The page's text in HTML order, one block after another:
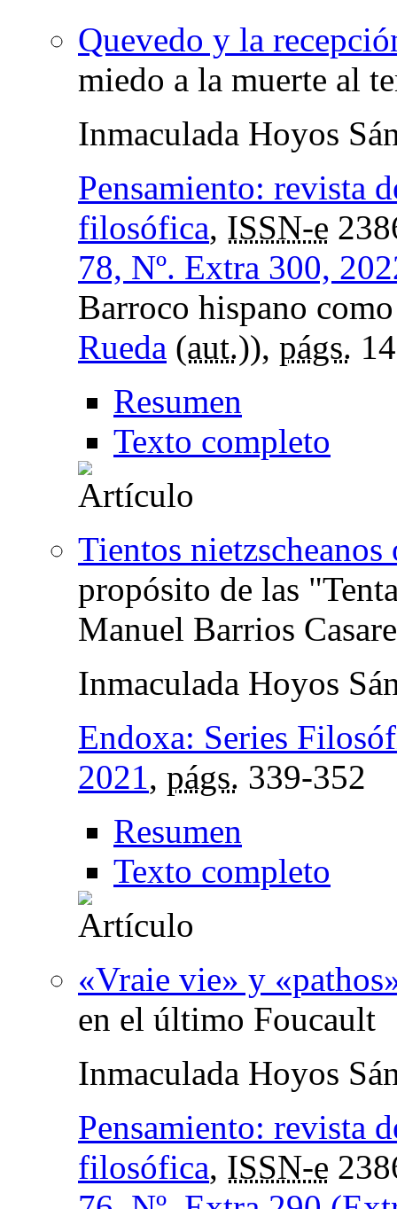
Quevedo y la
miedo a la muerte al
Inmaculada Hoyos
Pensamiento: revista
filosófica, ISSN-e
78, Nº. Extra 300,
Barroco hispano
Rueda (aut.)), págs.
Resumen
Texto completo
Tientos
propósito de las
Manuel Barrios
Inmaculada Hoyos
Endoxa: Series
2021, págs. 339-352
Resumen
Texto completo
«Vraie vie» y
en el último Foucault
Inmaculada Hoyos
Pensamiento: revista
filosófica, ISSN-e